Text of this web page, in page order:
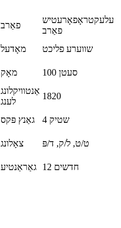
פאַרב
עלעקטראָפאָרעטיש
פאַרב
מאָדעל שווערע פליכט
מאָק
100 סעטן
אַנטוויקלונג
לענג
1820
גאַנץ פּקס 4 שטיק
צאָלונג
ט/ט, ל/ק, ד/פּ
גאַראַנטיע 12 חדשים